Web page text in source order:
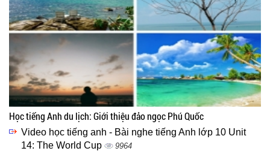
Học tiếng Anh du lịch: Giới thiệu đảo ngọc Phú Quốc
Video học tiếng anh - Bài nghe tiếng Anh lớp 10 Unit
14: The World Cup
9964